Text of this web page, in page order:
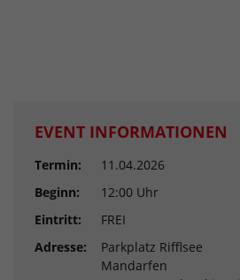
EVENT INFORMATIONEN
Termin:
11.04.2026
Beginn:
12:00 Uhr
Eintritt:
FREI
Adresse:
Parkplatz Rifflsee
Mandarfen